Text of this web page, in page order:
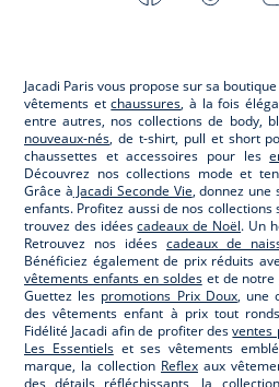
Jacadi Paris vous propose sur sa
vêtements etchaussures, à la fois
entre autres, nos collections de body,
nouveaux-nés, de t-shirt, pull et short
chaussettes et accessoires pour les
Découvrez nos collections mode et
Grâce à Jacadi Seconde Vie, donnez une
enfants. Profitez aussi de nos collections
trouvez des idéescadeaux de Noël. Un
Retrouvez nos idées cadeaux de
Bénéficiez également de prix réduits
vêtements enfants en soldeset de notre
Guettez les promotions Prix Doux, une
des vêtements enfant à prix tout
Fidélité Jacadi afin de profiter desventes
Les Essentielset ses vêtements
marque, la collection Reflex aux
des détails réfléchissants, la collection